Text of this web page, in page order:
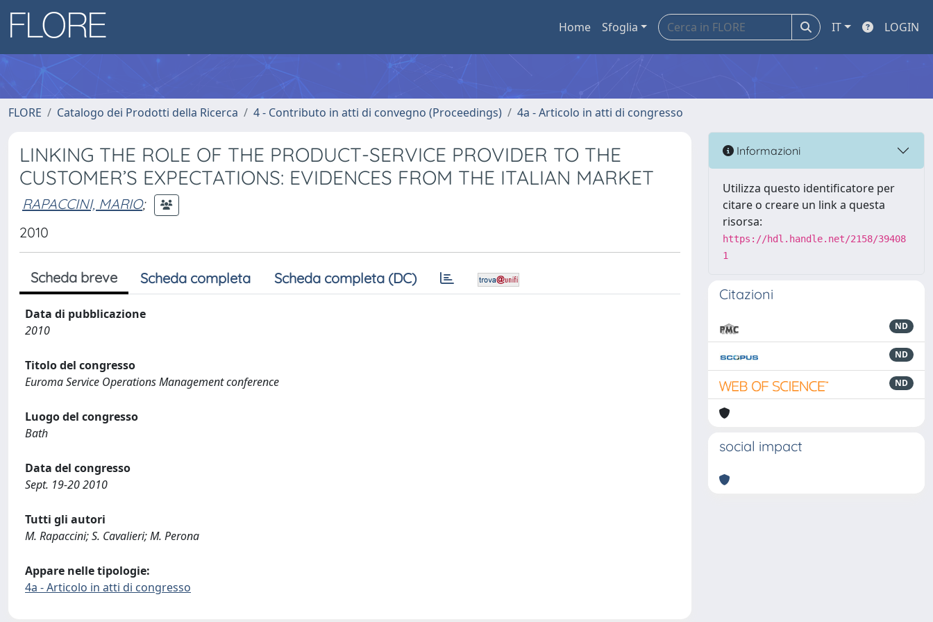
Home Sfoglia IT LOGIN
FLORE Catalogo dei Prodotti della Ricerca 4 - Contributo in atti di convegno (Proceedings) 4a - Articolo in atti di congresso
LINKING THE ROLE OF THE PRODUCT-SERVICE PROVIDER TO THE
CUSTOMER’S EXPECTATIONS: EVIDENCES FROM THE ITALIAN MARKET
RAPACCINI, MARIO;
2010
Scheda breve Scheda completa Scheda completa (DC)
Data di pubblicazione
2010
Titolo del congresso
Euroma Service Operations Management conference
Luogo del congresso
Bath
Data del congresso
Sept. 19-20 2010
Tutti gli autori
M. Rapaccini; S. Cavalieri; M. Perona
Appare nelle tipologie:
4a - Articolo in atti di congresso
Informazioni
Utilizza questo identificatore per
citare o creare un link a questa
risorsa:
https://hdl.handle.net/2158/39408
1
Citazioni
ND
ND
ND
social impact